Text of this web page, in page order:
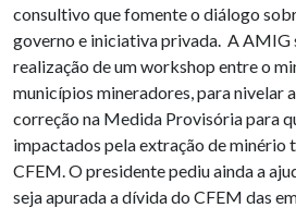
consultivo que fomente o diálogo
governo e iniciativa privada. A AMIG
realização de um workshop entre o
municípios mineradores, para nivelar
correção na Medida Provisória para
impactados pela extração de minério
CFEM. O presidente pediu ainda a
seja apurada a dívida do CFEM das